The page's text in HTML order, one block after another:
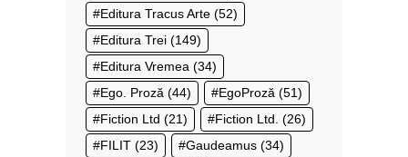
Editura Tracus Arte (52)
Editura Trei (149)
Editura Vremea (34)
Ego. Proză (44) EgoProză (51)
Fiction Ltd (21) Fiction Ltd. (26)
FILIT (23) Gaudeamus (34)